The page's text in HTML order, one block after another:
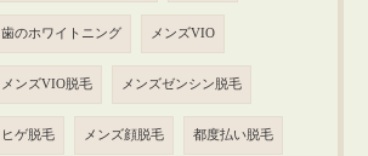
歯のホワイトニング メンズVIO
メンズVIO脱毛 メンズゼンシン脱毛
ヒゲ脱毛 メンズ顔脱毛 都度払い脱毛